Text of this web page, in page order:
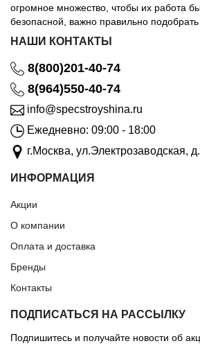
огромное множество, чтобы их работа
безопасной, важно правильно
НАШИ КОНТАКТЫ
8(800)201-40-74
8(964)550-40-74
info@specstroyshina.ru
Ежедневно: 09:00 - 18:00
г.Москва, ул.Электрозаводская,
ИНФОРМАЦИЯ
Акции
О компании
Оплата и доставка
Бренды
Контакты
ПОДПИСАТЬСЯ НА РАССЫЛКУ
Подпишитесь и получайте новости об